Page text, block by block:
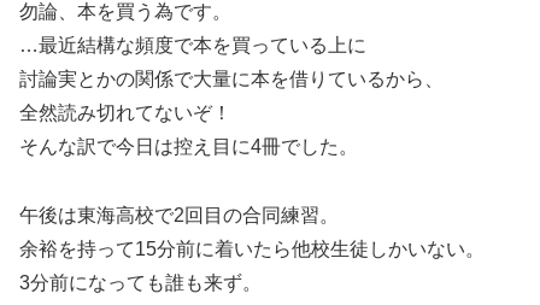
勿論、本を買う為です。
…最近結構な頻度で本を買っている上に
討論実とかの関係で大量に本を借りているから、
全然読み切れてないぞ！
そんな訳で今日は控え目に4冊でした。
午後は東海高校で2回目の合同練習。
余裕を持って15分前に着いたら他校生徒しかいない。
3分前になっても誰も来ず。